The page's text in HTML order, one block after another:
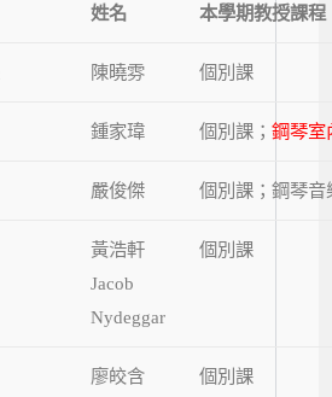
姓名 本學期教授課程
陳曉雰 個別課
鍾家瑋 個別課；鋼琴室
嚴俊傑 個別課；鋼琴音
黃浩軒
Jacob
Nydeggar
個別課
廖皎含 個別課